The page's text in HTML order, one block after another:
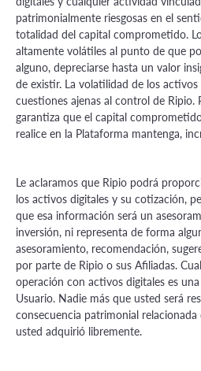
patrimonialmente riesgosas en el
totalidad del capital comprometido.
altamente volátiles al punto de que
alguno, depreciarse hasta un valor
de existir. La volatilidad de los
cuestiones ajenas al control de
garantiza que el capital
realice en la Plataforma mantenga,
Le aclaramos que Ripio podrá
los activos digitales y su cotización,
que esa información será un
inversión, ni representa de forma
asesoramiento, recomendación,
por parte de Ripio o sus Afiliadas.
operación con activos digitales es
Usuario. Nadie más que usted será
consecuencia patrimonial
usted adquirió libremente.